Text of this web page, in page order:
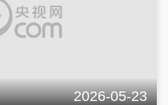
2026-05-23